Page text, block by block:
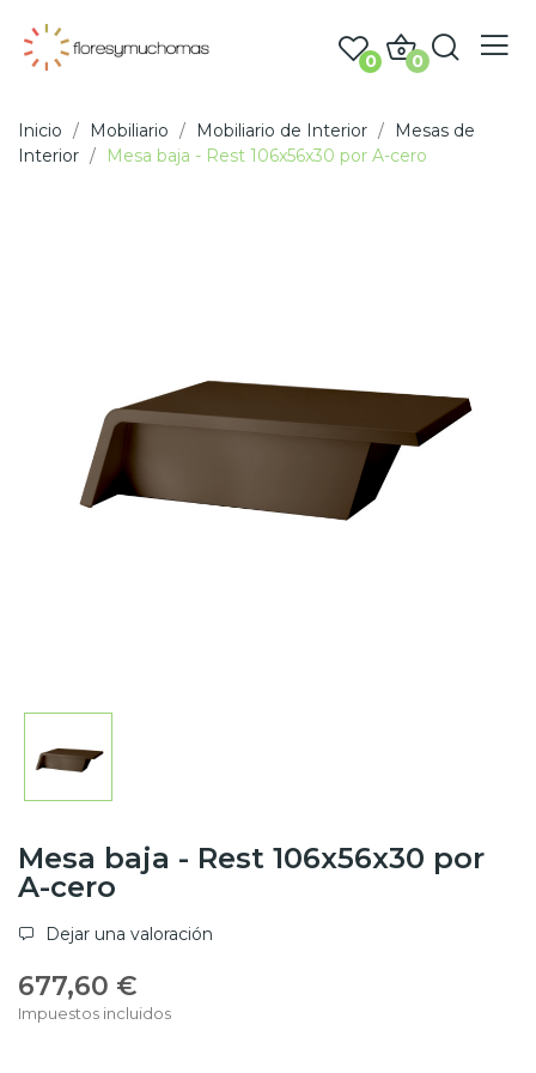
0 0
Inicio Mobiliario Mobiliario de Interior
Mesas de
Interior
Mesa baja - Rest 106x56x30 por A-cero
Mesa baja - Rest 106x56x30 por
A-cero
Dejar una valoración
677,60 €
Impuestos incluidos